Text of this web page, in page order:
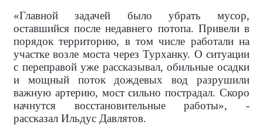
«Главной задачей было убрать мусор,
оставшийся после недавнего потопа. Привели в
порядок территорию, в том числе работали на
участке возле моста через Турханку. О ситуации
с переправой уже рассказывал, обильные осадки
и мощный поток дождевых вод разрушили
важную артерию, мост сильно пострадал. Скоро
начнутся восстановительные работы», -
рассказал Ильдус Давлятов.